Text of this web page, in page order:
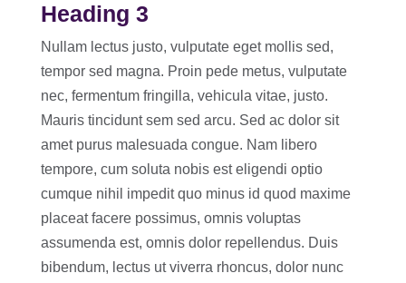
Heading 3
Nullam lectus justo, vulputate eget mollis sed,
tempor sed magna. Proin pede metus, vulputate
nec, fermentum fringilla, vehicula vitae, justo.
Mauris tincidunt sem sed arcu. Sed ac dolor sit
amet purus malesuada congue. Nam libero
tempore, cum soluta nobis est eligendi optio
cumque nihil impedit quo minus id quod maxime
placeat facere possimus, omnis voluptas
assumenda est, omnis dolor repellendus. Duis
bibendum, lectus ut viverra rhoncus, dolor nunc